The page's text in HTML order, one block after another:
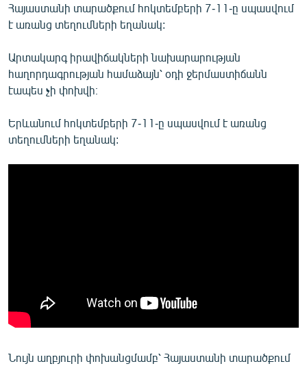
ԿՈՐՈՆԱՎԻՐՈՒՍ
ԱՐԽԻՎ
ՏԵՍԱՆՅՈՒԹԵՐ
ԲԱՆԱՎԵՃ
ՓՈԴՔԱՍԹ
Հայերեն
Հայաստանի տարածքում հոկտեմբերի 7-11-ը սպասվում
է առանց տեղումների եղանակ:
Արտակարգ իրավիճակների նախարարության
հաղորդագրության համաձայն՝ օդի ջերմաստիճանն
էապես չի փոխվի։
Երևանում հոկտեմբերի 7-11-ը սպասվում է առանց
տեղումների եղանակ:
Նույն աղբյուրի փոխանցմամբ՝ Հայաստանի տարածքում